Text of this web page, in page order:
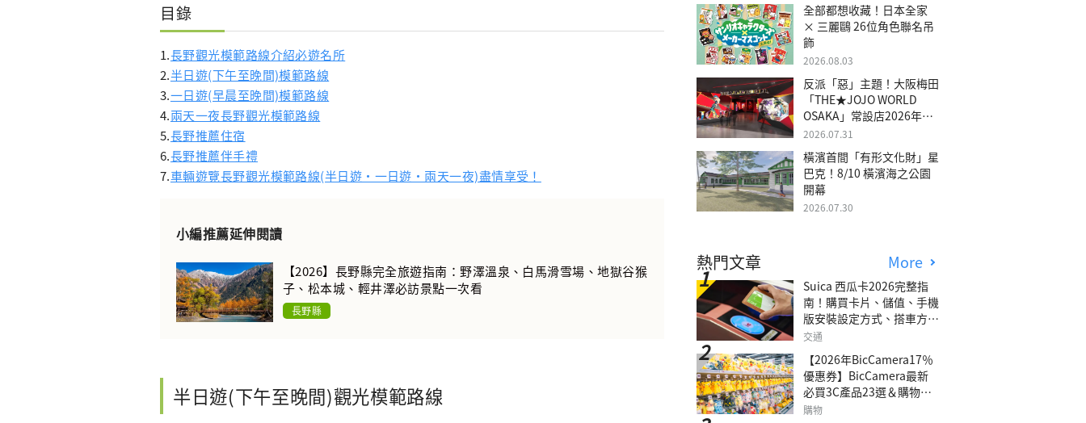
目錄
1.長野觀光模範路線介紹必遊名所
2.半日遊(下午至晚間)模範路線
3.一日遊(早晨至晚間)模範路線
4.兩天一夜長野觀光模範路線
5.長野推薦住宿
6.長野推薦伴手禮
7.車輛遊覽長野觀光模範路線(半日遊・一日遊・兩天一夜)盡情享受！
小編推薦延伸閱讀
【2026】長野縣完全旅遊指南：野澤溫泉、白馬滑雪場、地獄谷猴
子、松本城、輕井澤必訪景點一次看
長野縣
半日遊(下午至晚間)觀光模範路線
全部都想收藏！日本全家
× 三麗鷗 26位角色聯名吊
飾
2026.08.03
反派「惡」主題！大阪梅田
「THE★JOJO WORLD
OSAKA」常設店2026年冬
季開幕
2026.07.31
橫濱首間「有形文化財」星
巴克！8/10 橫濱海之公園
開幕
2026.07.30
熱門文章 More
Suica 西瓜卡2026完整指
南！購買卡片、儲值、手機
版安裝設定方式、搭車方
法、常見問題解答！
交通
【2026年BicCamera17％
優惠券】BicCamera最新
必買3C產品23選＆購物攻
略
購物